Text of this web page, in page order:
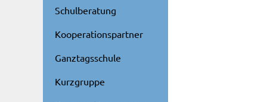
Schulberatung
Kooperationspartner
Ganztagsschule
Kurzgruppe